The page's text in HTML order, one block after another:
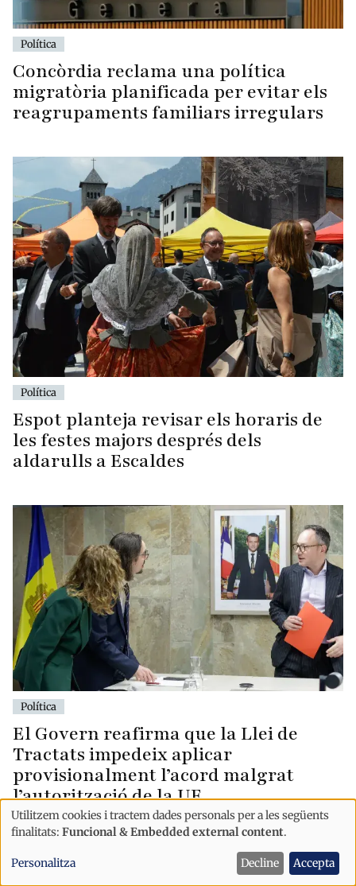
Política
Concòrdia reclama una política
migratòria planificada per evitar els
reagrupaments familiars irregulars
Política
Espot planteja revisar els horaris de
les festes majors després dels
aldarulls a Escaldes
Política
El Govern reafirma que la Llei de
Tractats impedeix aplicar
provisionalment l’acord malgrat
l’autorització de la UE
Ús
de
dades
Utilitzem cookies i tractem dades personals per a les següents
finalitats: Funcional & Embedded external content.
Personalitza Decline Accepta